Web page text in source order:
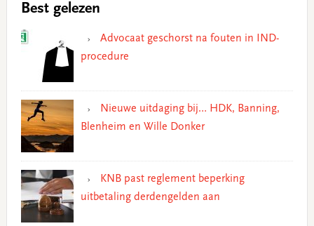
Best gelezen
Advocaat geschorst na fouten in IND-
procedure
Nieuwe uitdaging bij… HDK, Banning,
Blenheim en Wille Donker
KNB past reglement beperking
uitbetaling derdengelden aan